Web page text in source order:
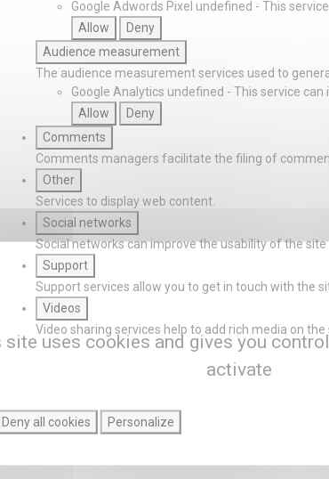
Google Adwords Pixel undefined - This
Allow
Deny
Audience measurement
The audience measurement services used to
Google Analytics undefined - This service can
Allow
Deny
Comments
Comments managers facilitate the filing of
Other
Services to display web content.
Social networks
Social networks can improve the usability of the
Support
Support services allow you to get in touch with the
Videos
Video sharing services help to add rich media on
site uses cookies and gives you
activate
Deny all cookies Personalize